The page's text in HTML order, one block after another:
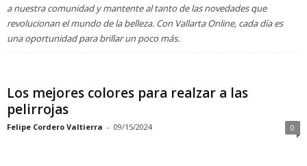
a nuestra comunidad y mantente al tanto de las novedades que
revolucionan el mundo de la belleza. Con Vallarta Online, cada día es
una oportunidad para brillar un poco más.
Los mejores colores para realzar a las
pelirrojas
Felipe Cordero Valtierra - 09/15/2024 0